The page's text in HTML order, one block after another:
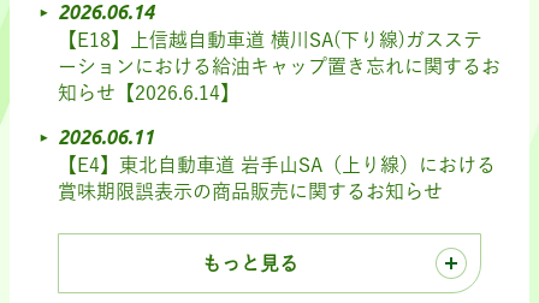
2026.06.14
【E18】上信越自動車道 横川SA(下り線)ガスステ
ーションにおける給油キャップ置き忘れに関するお
知らせ【2026.6.14】
2026.06.11
【E4】東北自動車道 岩手山SA（上り線）における
賞味期限誤表示の商品販売に関するお知らせ
もっと見る